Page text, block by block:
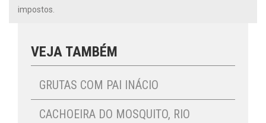
impostos.
VEJA TAMBÉM
GRUTAS COM PAI INÁCIO
CACHOEIRA DO MOSQUITO, RIO